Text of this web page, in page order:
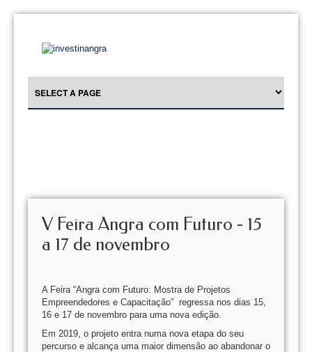
V Feira Angra com Futuro - 15
a 17 de novembro
A Feira “Angra com Futuro: Mostra de Projetos
Empreendedores e Capacitação” regressa nos dias 15,
16 e 17 de novembro para uma nova edição.
Em 2019, o projeto entra numa nova etapa do seu
percurso e alcança uma maior dimensão ao abandonar o